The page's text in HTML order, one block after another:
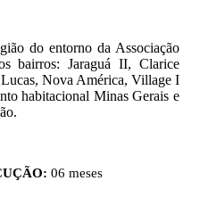
do entorno da Associação
bairros: Jaraguá II, Clarice
Nova América, Village I
habitacional Minas Gerais e
06 meses